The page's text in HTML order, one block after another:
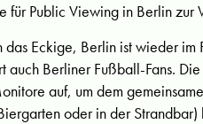
für Public Viewing in Berlin
das Eckige, Berlin ist wieder
auch Berliner Fußball-Fans.
auf, um dem
oder in der